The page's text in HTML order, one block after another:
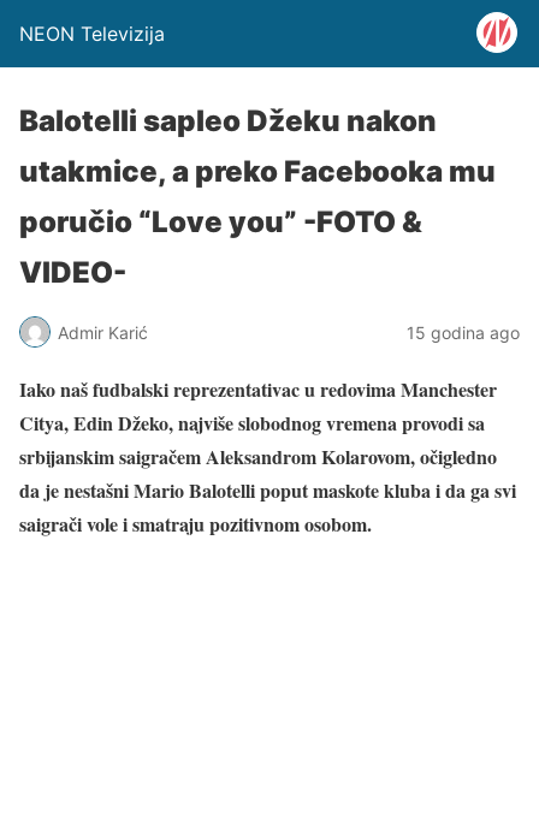
NEON Televizija
Balotelli sapleo Džeku nakon
utakmice, a preko Facebooka mu
poručio “Love you” -FOTO &
VIDEO-
Admir Karić 15 godina ago
Iako naš fudbalski reprezentativac u redovima Manchester
Citya, Edin Džeko, najviše slobodnog vremena provodi sa
srbijanskim saigračem Aleksandrom Kolarovom, očigledno
da je nestašni Mario Balotelli poput maskote kluba i da ga svi
saigrači vole i smatraju pozitivnom osobom.